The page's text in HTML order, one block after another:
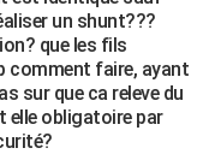
un shunt???
que les fils
comment faire, ayant
sur que ca releve du
elle obligatoire par